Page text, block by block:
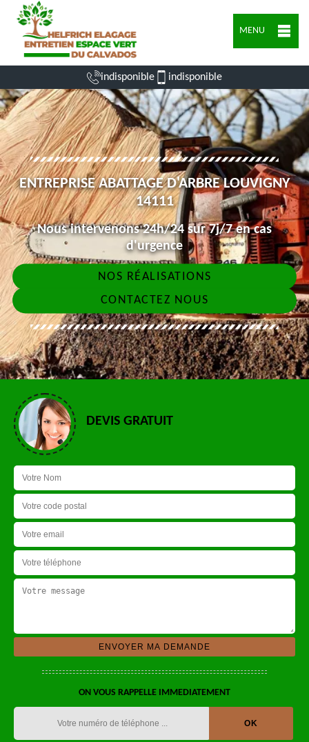
MENU
indisponible indisponible
ENTREPRISE ABATTAGE D'ARBRE LOUVIGNY
14111
Nous intervenons 24h/24 sur 7j/7 en cas
d'urgence
NOS RÉALISATIONS
CONTACTEZ NOUS
DEVIS GRATUIT
ON VOUS RAPPELLE IMMEDIATEMENT